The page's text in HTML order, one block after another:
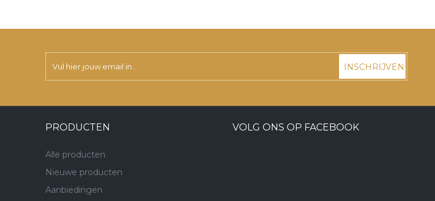
INSCHRIJVEN
PRODUCTEN
Alle producten
Nieuwe producten
Aanbiedingen
VOLG ONS OP FACEBOOK